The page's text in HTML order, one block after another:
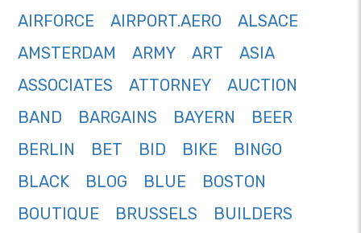
AIRFORCE
AIRPORT.AERO
ALSACE
AMSTERDAM
ARMY ART
ASIA
ASSOCIATES
ATTORNEY
AUCTION
BAND
BARGAINS BAYERN
BEER
BERLIN
BET BID BIKE
BINGO
BLACK
BLOG BLUE
BOSTON
BOUTIQUE
BRUSSELS
BUILDERS